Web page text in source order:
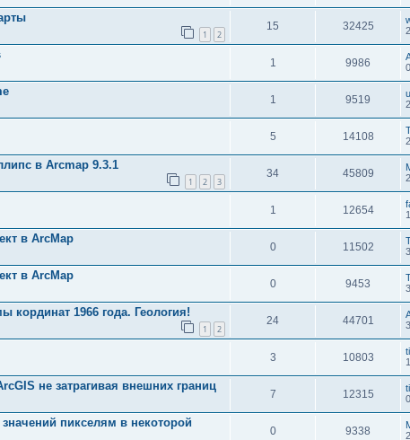
1 2
15 32425
1 9986
1 9519
5 14108
в Arcmap 9.3.1
1 2 3
34 45809
1 12654
в ArcMap
0 11502
в ArcMap
0 9453
кординат 1966 года. Геология!
1 2
24 44701
3 10803
не затрагивая внешних границ
7 12315
пикселям в некоторой
0 9338